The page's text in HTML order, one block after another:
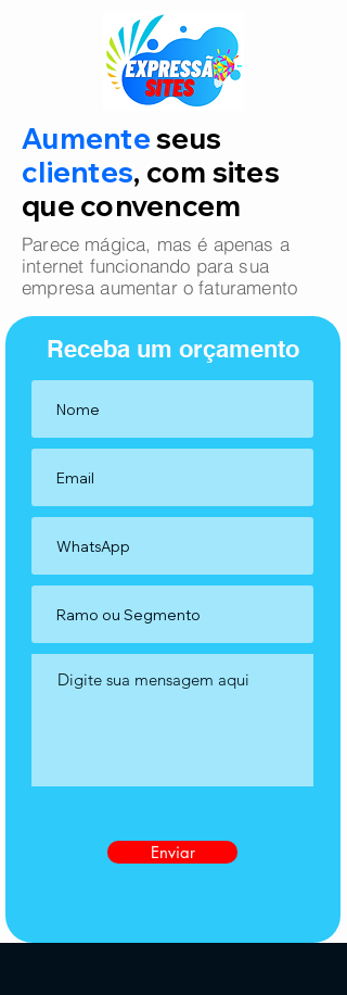
Aumenteseus
clientes, com sites
que convencem
Parece mágica, mas é apenas a
internet funcionando para sua
empresa aumentar o faturamento
Receba um orçamento
Enviar